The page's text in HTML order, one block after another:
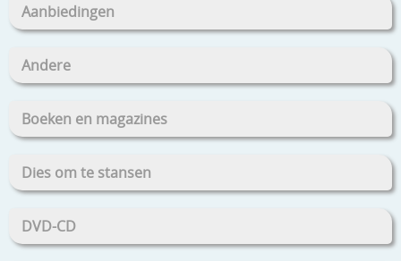
Aanbiedingen
Andere
Boeken en magazines
Dies om te stansen
DVD-CD